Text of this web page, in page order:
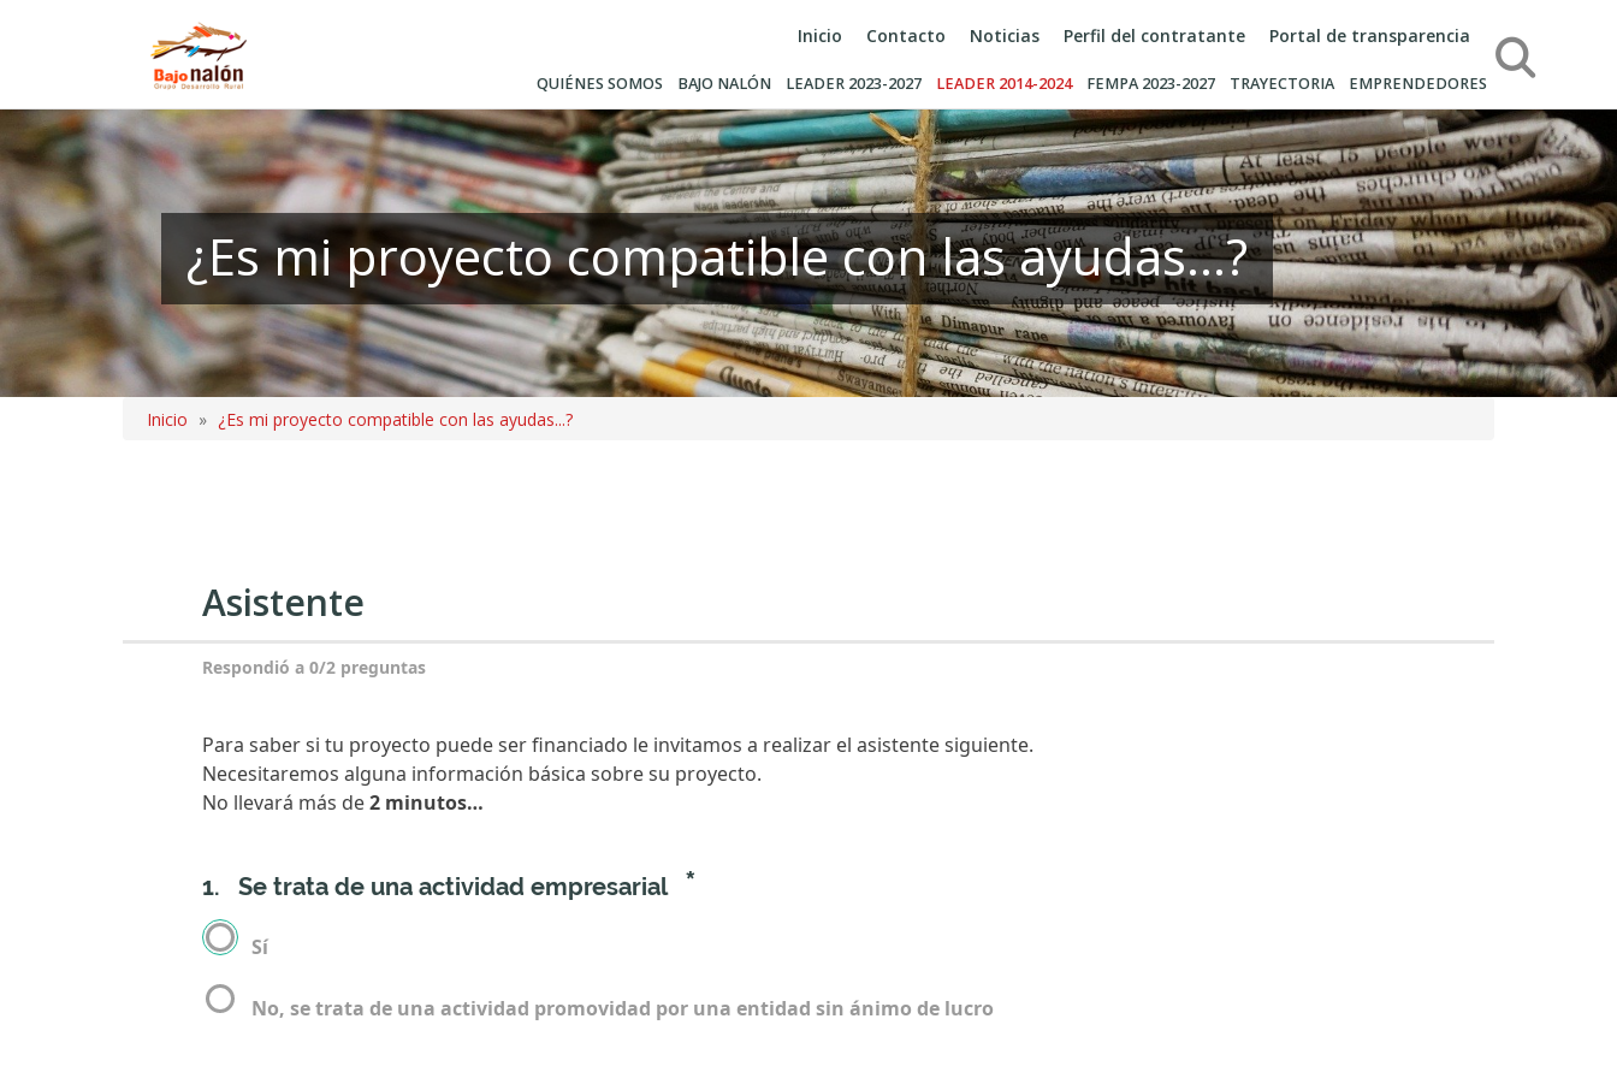
Inicio Contacto Noticias Perfil del contratante Portal de transparencia
QUIÉNES SOMOS BAJO NALÓN LEADER 2023-2027 LEADER 2014-2024 FEMPA 2023-2027 TRAYECTORIA EMPRENDEDORES
Búsqueda
¿Es mi proyecto compatible con las ayudas...?
ayuda
Inicio ¿Es mi proyecto compatible con las ayudas...?
Asistente
Respondió a 0/2 preguntas
Para saber si tu proyecto puede ser financiado le invitamos a realizar el asistente siguiente.
Necesitaremos alguna información básica sobre su proyecto.
No llevará más de2 minutos…
1. Se trata de una actividad empresarial *
Sí
No, se trata de una actividad promovidad por una entidad sin ánimo de lucro